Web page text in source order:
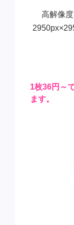
高解像度
1枚36円～
ます。